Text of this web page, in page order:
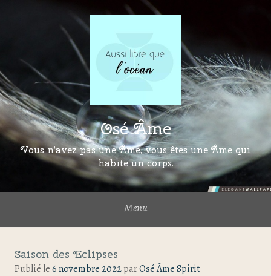
Osé Âme
Vous n’avez pas une Âme, vous êtes une Âme qui
habite un corps.
Menu
Saison des Eclipses
Publié le6 novembre 2022parOsé Âme Spirit